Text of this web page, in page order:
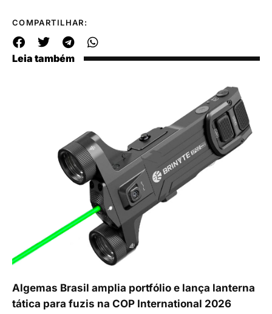
COMPARTILHAR:
Leia também
Algemas Brasil amplia portfólio e lança lanterna
tática para fuzis na COP International 2026